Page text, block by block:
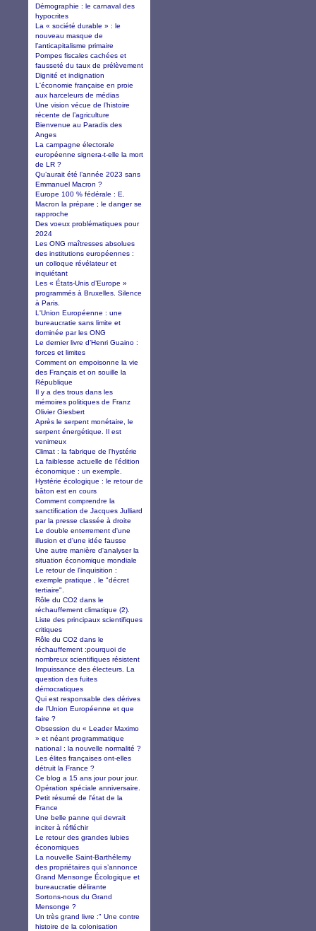
Démographie : le carnaval des
hypocrites
La « société durable » : le
nouveau masque de
l’anticapitalisme primaire
Pompes fiscales cachées et
fausseté du taux de prélèvement
Dignité et indignation
L'économie française en proie
aux harceleurs de médias
Une vision vécue de l’histoire
récente de l’agriculture
Bienvenue au Paradis des
Anges
La campagne électorale
européenne signera-t-elle la mort
de LR ?
Qu’aurait été l’année 2023 sans
Emmanuel Macron ?
Europe 100 % fédérale : E.
Macron la prépare ; le danger se
rapproche
Des voeux problématiques pour
2024
Les ONG maîtresses absolues
des institutions européennes :
un colloque révélateur et
inquiétant
Les « États-Unis d’Europe »
programmés à Bruxelles. Silence
à Paris.
L'Union Européenne : une
bureaucratie sans limite et
dominée par les ONG
Le dernier livre d’Henri Guaino :
forces et limites
Comment on empoisonne la vie
des Français et on souille la
République
Il y a des trous dans les
mémoires politiques de Franz
Olivier Giesbert
Après le serpent monétaire, le
serpent énergétique. Il est
venimeux
Climat : la fabrique de l'hystérie
La faiblesse actuelle de l'édition
économique : un exemple.
Hystérie écologique : le retour de
bâton est en cours
Comment comprendre la
sanctification de Jacques Julliard
par la presse classée à droite
Le double enterrement d'une
illusion et d'une idée fausse
Une autre manière d'analyser la
situation économique mondiale
Le retour de l'inquisition :
exemple pratique , le "décret
tertiaire".
Rôle du CO2 dans le
réchauffement climatique (2).
Liste des principaux scientifiques
critiques
Rôle du CO2 dans le
réchauffement :pourquoi de
nombreux scientifiques résistent
Impuissance des électeurs. La
question des fuites
démocratiques
Qui est responsable des dérives
de l’Union Européenne et que
faire ?
Obsession du « Leader Maximo
» et néant programmatique
national : la nouvelle normalité ?
Les élites françaises ont-elles
détruit la France ?
Ce blog a 15 ans jour pour jour.
Opération spéciale anniversaire.
Petit résumé de l'état de la
France
Une belle panne qui devrait
inciter à réfléchir
Le retour des grandes lubies
économiques
La nouvelle Saint-Barthélemy
des propriétaires qui s’annonce
Grand Mensonge Écologique et
bureaucratie délirante
Sortons-nous du Grand
Mensonge ?
Un très grand livre :" Une contre
histoire de la colonisation